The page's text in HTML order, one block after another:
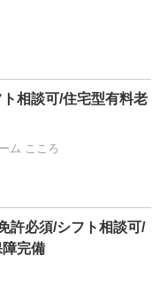
相談可/住宅型有料老
ム こころ
許必須/シフト相談可/
完備